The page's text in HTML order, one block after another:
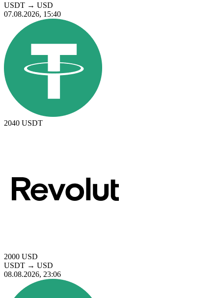
USDT → USD
07.08.2026, 15:40
2040 USDT
2000 USD
USDT → USD
08.08.2026, 23:06